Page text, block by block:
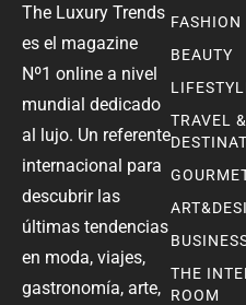
The Luxury Trends
es el magazine
Nº1 online a nivel
mundial dedicado
al lujo. Un referente
internacional para
descubrir las
últimas tendencias
en moda, viajes,
gastronomía, arte,
FASHION
BEAUTY
TRAVEL &
THE
ROOM